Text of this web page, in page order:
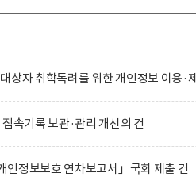
상자 취학독려를 위한 개인정보 이용·
속기록 보관·관리 개선의 건
인정보보호 연차보고서」국회 제출 건